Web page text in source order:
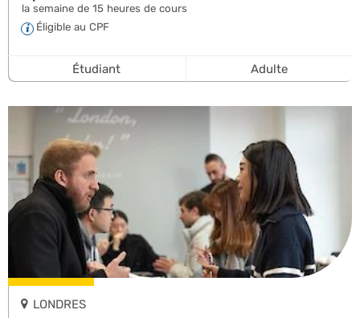
la semaine de 15 heures de cours
Éligible au CPF
Étudiant Adulte
LONDRES